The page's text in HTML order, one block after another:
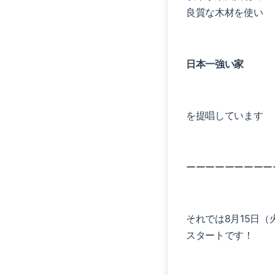
良質な木材を使い
日本一強い家
を提唱しています
ーーーーーーーー
それでは8月15日（
スタートです！